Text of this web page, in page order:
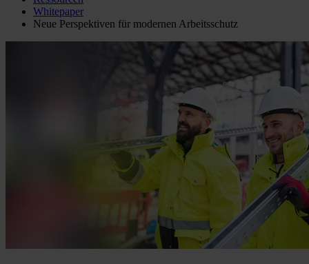
Whitepaper
Neue Perspektiven für modernen Arbeitsschutz